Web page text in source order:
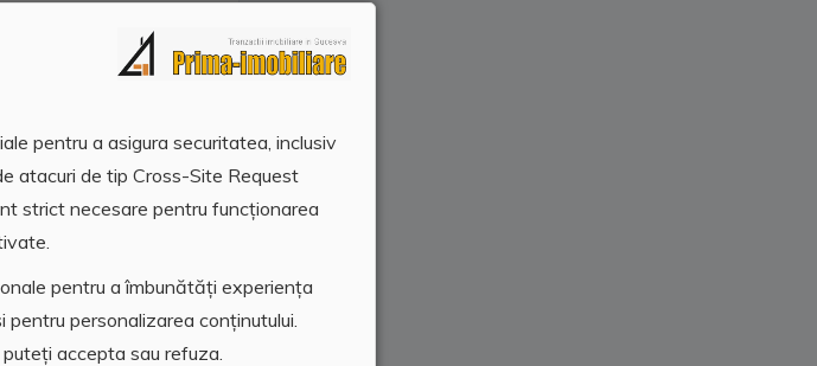
pentru a asigura securitatea, inclusiv
atacuri de tip Cross-Site Request
strict necesare pentru funcționarea
pentru a îmbunătăți experiența
personalizarea conținutului.
accepta sau refuza.
zona cu case noi, cu